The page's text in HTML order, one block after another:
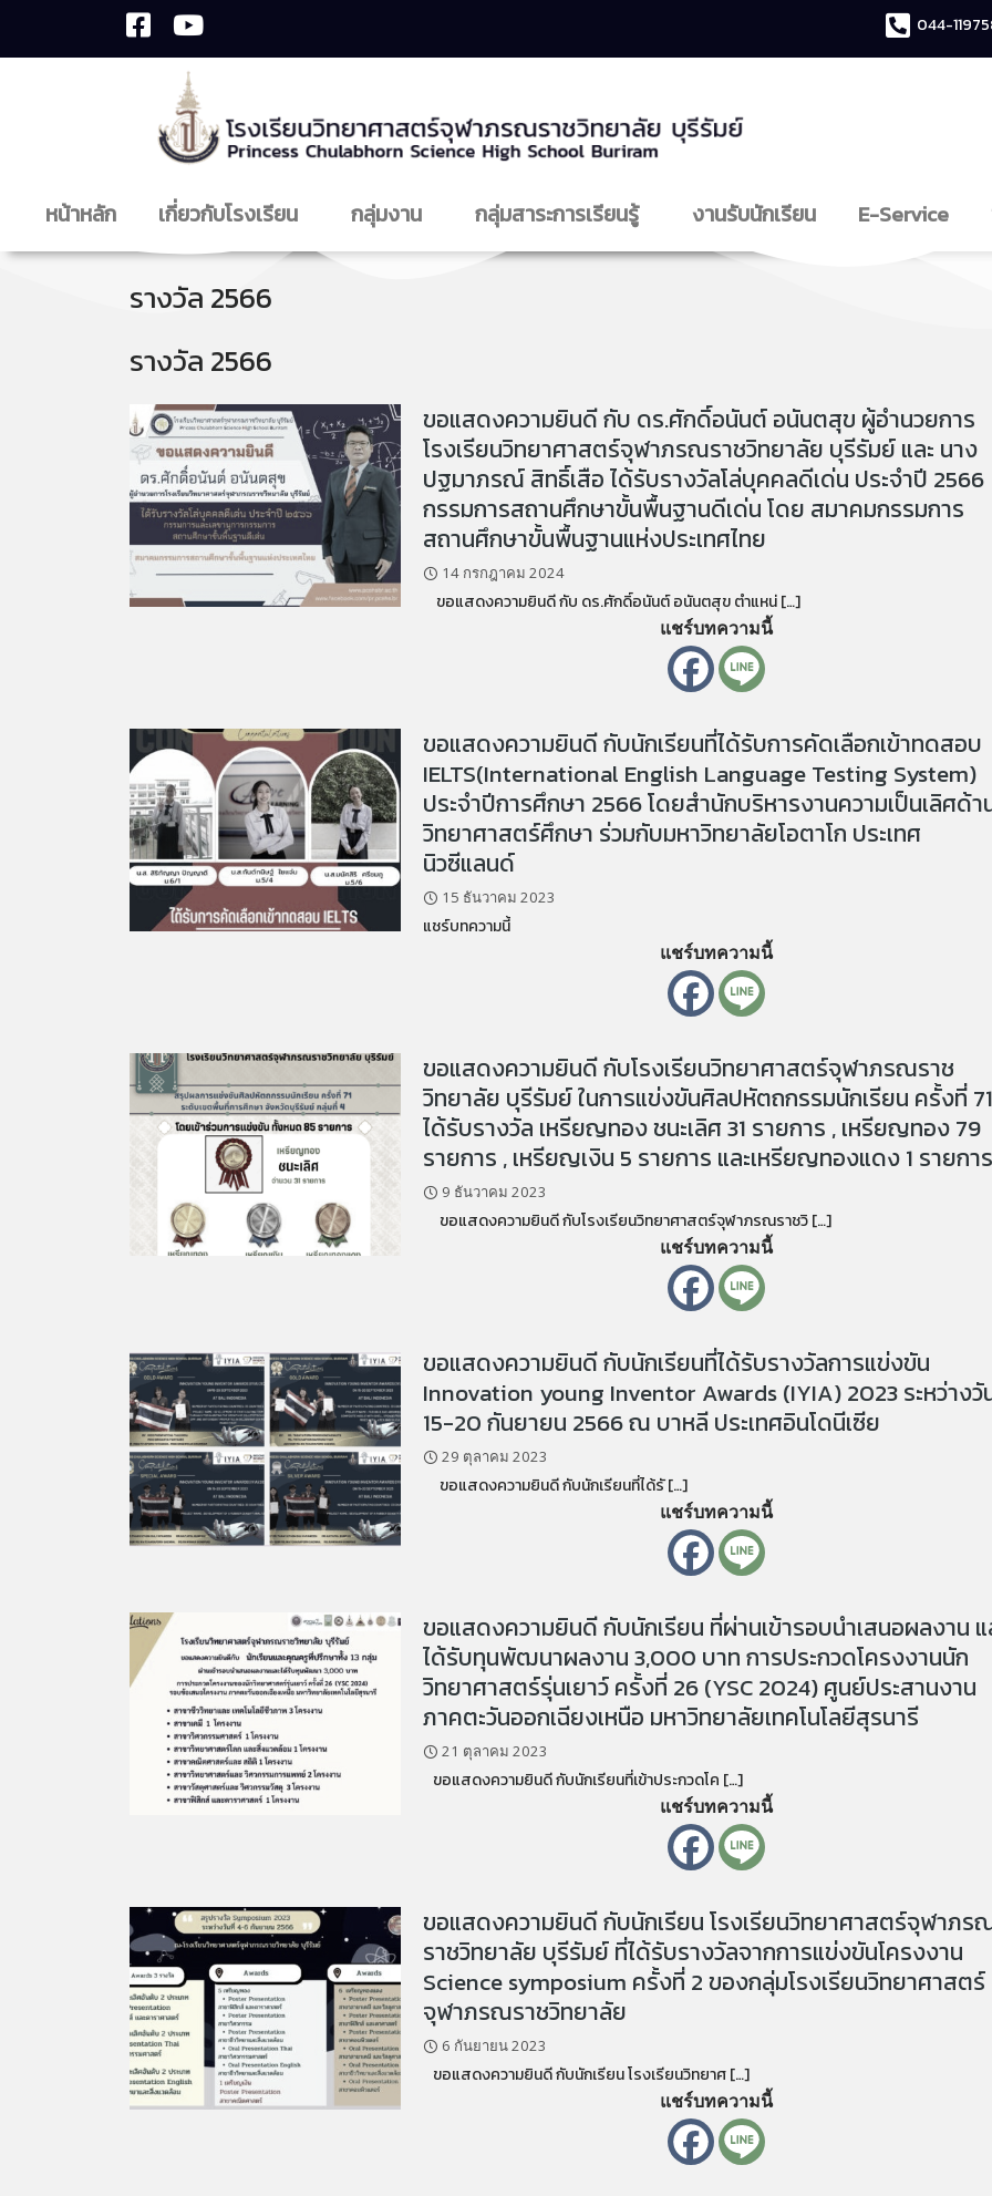
044-
หน้าหลัก เกี่ยวกับโรงเรียน กลุ่มงาน กลุ่มสาระการเรียนรู้ งานรับนักเรียน E-Service
รางวัล 2566
รางวัล 2566
ขอแสดงความยินดี กับ ดร.ศักดิ์อนันต์ อนันตสุข ผู้อำนวยการ
โรงเรียนวิทยาศาสตร์จุฬาภรณราชวิทยาลัย บุรีรัมย์ และ นาง
ปฐมาภรณ์ สิทธิ์เสือ ได้รับรางวัลโล่บุคคลดีเด่น ประจำปี 2566
กรรมการสถานศึกษาขั้นพื้นฐานดีเด่น โดย สมาคมกรรมการ
สถานศึกษาขั้นพื้นฐานแห่งประเทศไทย
14 กรกฎาคม 2024
ขอแสดงความยินดี กับ ดร.ศักดิ์อนันต์ อนันตสุข ตำแหน่ […]
แชร์บทความนี้
ขอแสดงความยินดี กับนักเรียนที่ได้รับการคัดเลือกเข้าทดสอบ
IELTS(International English Language Testing System)
ประจำปีการศึกษา 2566 โดยสำนักบริหารงานความเป็นเลิศด้า
วิทยาศาสตร์ศึกษา ร่วมกับมหาวิทยาลัยโอตาโก ประเทศ
นิวซีแลนด์
15 ธันวาคม 2023
แชร์บทความนี้
แชร์บทความนี้
ขอแสดงความยินดี กับโรงเรียนวิทยาศาสตร์จุฬาภรณราช
วิทยาลัย บุรีรัมย์ ในการแข่งขันศิลปหัตถกรรมนักเรียน ครั้งที่
ได้รับรางวัล เหรียญทอง ชนะเลิศ 31 รายการ , เหรียญทอง 79
รายการ , เหรียญเงิน 5 รายการ และเหรียญทองแดง 1 รายกา
9 ธันวาคม 2023
ขอแสดงความยินดี กับโรงเรียนวิทยาศาสตร์จุฬาภรณราชวิ […]
แชร์บทความนี้
ขอแสดงความยินดี กับนักเรียนที่ได้รับรางวัลการแข่งขัน
Innovation young Inventor Awards (IYIA) 2023 ระหว่างวั
15-20 กันยายน 2566 ณ บาหลี ประเทศอินโดนีเซีย
29 ตุลาคม 2023
ขอแสดงความยินดี กับนักเรียนที่ได้รั […]
แชร์บทความนี้
ขอแสดงความยินดี กับนักเรียน ที่ผ่านเข้ารอบนำเสนอผลงาน แ
ได้รับทุนพัฒนาผลงาน 3,000 บาท การประกวดโครงงานนัก
วิทยาศาสตร์รุ่นเยาว์ ครั้งที่ 26 (YSC 2024) ศูนย์ประสานงาน
ภาคตะวันออกเฉียงเหนือ มหาวิทยาลัยเทคโนโลยีสุรนารี
21 ตุลาคม 2023
ขอแสดงความยินดี กับนักเรียนที่เข้าประกวดโค […]
แชร์บทความนี้
ขอแสดงความยินดี กับนักเรียน โรงเรียนวิทยาศาสตร์จุฬาภร
ราชวิทยาลัย บุรีรัมย์ ที่ได้รับรางวัลจากการแข่งขันโครงงาน
Science symposium ครั้งที่ 2 ของกลุ่มโรงเรียนวิทยาศาสตร์
จุฬาภรณราชวิทยาลัย
6 กันยายน 2023
ขอแสดงความยินดี กับนักเรียน โรงเรียนวิทยาศ […]
แชร์บทความนี้